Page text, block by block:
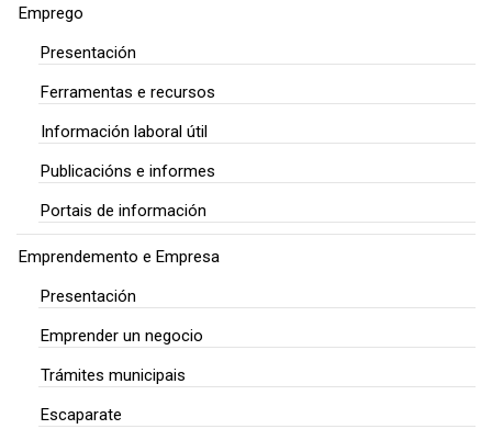
Emprego
Presentación
Ferramentas e recursos
Información laboral útil
Publicacións e informes
Portais de información
Emprendemento e Empresa
Presentación
Emprender un negocio
Trámites municipais
Escaparate